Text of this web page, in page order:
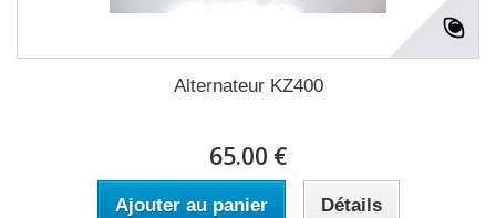
Alternateur KZ400
65.00 €
Ajouter au panier Détails